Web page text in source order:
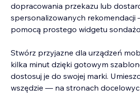
dopracowania przekazu lub
spersonalizowanych
pomocą prostego widgetu
Stwórz przyjazne dla urządzeń
kilka minut dzięki gotowym
dostosuj je do swojej marki.
wszędzie — na stronach